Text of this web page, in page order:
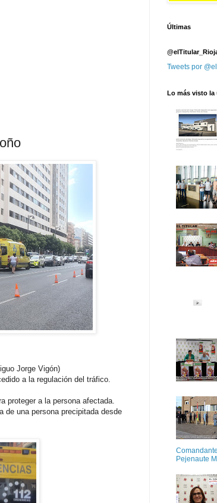
Jorge Vigón)
a la regulación del tráfico.
proteger a la persona afectada.
de una persona precipitada desde
Últimas
Tweets por
Lo más visto la
Pejenaute